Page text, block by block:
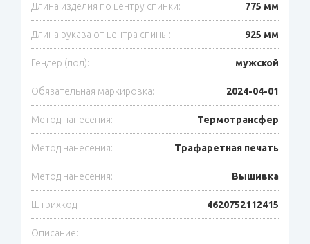
Длина изделия по центру спинки: 775 мм
Длина рукава от центра спины: 925 мм
Гендер (пол): мужской
Обязательная маркировка: 2024-04-01
Метод нанесения: Термотрансфер
Метод нанесения: Трафаретная печать
Метод нанесения: Вышивка
Штрихкод: 4620752112415
Описание: